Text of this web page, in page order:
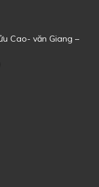
Cao- văn Giang –